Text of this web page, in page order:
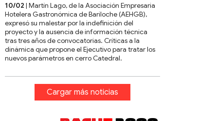
10/02 | Martín Lago, de la Asociación Empresaria
Hotelera Gastronómica de Bariloche (AEHGB),
expresó su malestar por la indefinición del
proyecto y la ausencia de información técnica
tras tres años de convocatorias. Críticas a la
dinámica que propone el Ejecutivo para tratar los
nuevos parámetros en cerro Catedral.
Cargar más noticias